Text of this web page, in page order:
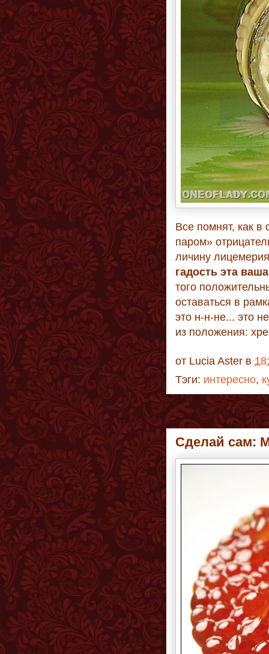
Все помнят, как
паром»
личину
гадость эта
того
оставаться в
это н-н-не... это
из положения:
от Lucia Aster в
Тэги: интересно,
Сделай сам: